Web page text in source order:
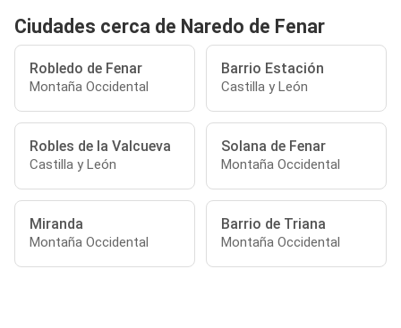
Ciudades cerca de Naredo de Fenar
Robledo de Fenar
Montaña Occidental
Barrio Estación
Castilla y León
Robles de la Valcueva
Castilla y León
Solana de Fenar
Montaña Occidental
Miranda
Montaña Occidental
Barrio de Triana
Montaña Occidental